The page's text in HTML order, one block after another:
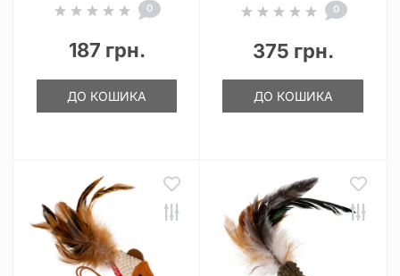
0
187 грн.
ДО КОШИКА
0
375 грн.
ДО КОШИКА